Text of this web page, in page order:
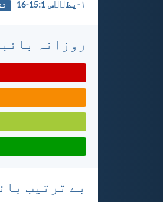
۱-پطرؔس 1:‏15-‏16
روزانہ
بے ترتیب